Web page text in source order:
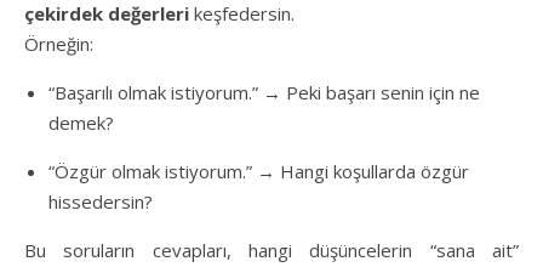
çekirdek değerleri keşfedersin.
Örneğin:
“Başarılı olmak istiyorum.” → Peki başarı senin için ne
demek?
“Özgür olmak istiyorum.” → Hangi koşullarda özgür
hissedersin?
Bu soruların cevapları, hangi düşüncelerin “sana ait”